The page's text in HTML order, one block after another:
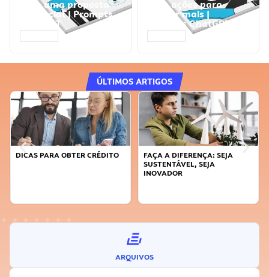
Faça uma proposta
comercial | Prompts
ChatGPT
Faça ações para
vender mais |
Prompts ChatGPT
ÚLTIMOS ARTIGOS
DICAS PARA OBTER CRÉDITO
FAÇA A DIFERENÇA: SEJA
SUSTENTÁVEL, SEJA
INOVADOR
ARQUIVOS